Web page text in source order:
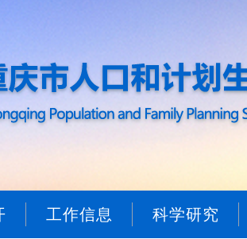
工作信息 科学研究